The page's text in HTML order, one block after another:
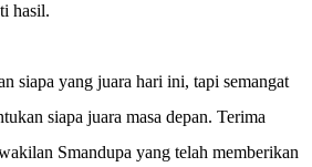
hasil.
siapa yang juara hari ini, tapi semangat
siapa juara masa depan. Terima
Smandupa yang telah memberikan